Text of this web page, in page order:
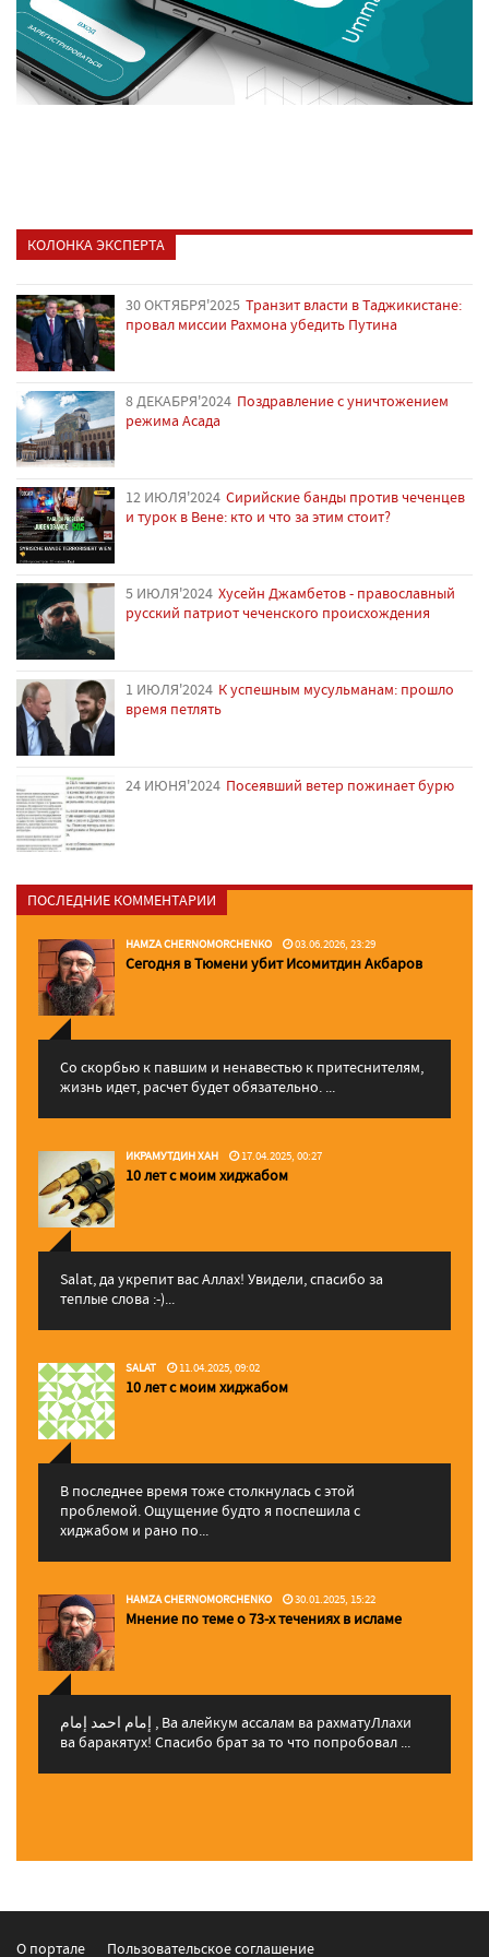
КОЛОНКА ЭКСПЕРТА
30 ОКТЯБРЯ'2025 Транзит власти в Таджикистане:
провал миссии Рахмона убедить Путина
8 ДЕКАБРЯ'2024 Поздравление с уничтожением
режима Асада
12 ИЮЛЯ'2024 Сирийские банды против чеченцев
и турок в Вене: кто и что за этим стоит?
5 ИЮЛЯ'2024 Хусейн Джамбетов - православный
русский патриот чеченского происхождения
1 ИЮЛЯ'2024 К успешным мусульманам: прошло
время петлять
24 ИЮНЯ'2024 Посеявший ветер пожинает бурю
ПОСЛЕДНИЕ КОММЕНТАРИИ
HAMZA CHERNOMORCHENKO 03.06.2026, 23:29
Сегодня в Тюмени убит Исомитдин Акбаров
Со скорбью к павшим и ненавестью к притеснителям,
жизнь идет, расчет будет обязательно. ...
ИКРАМУТДИН ХАН 17.04.2025, 00:27
10 лет с моим хиджабом
Salat, да укрепит вас Аллаx! Увидели, спасибо за
теплые слова :-)...
SALAT 11.04.2025, 09:02
10 лет с моим хиджабом
В последнее время тоже столкнулась с этой
проблемой. Ощущение будто я поспешила с
хиджабом и рано по...
HAMZA CHERNOMORCHENKO 30.01.2025, 15:22
Мнение по теме о 73-х течениях в исламе
إمام احمد إمام , Ва алейкум ассалам ва рахматуЛлахи
ва баракятух! Спасибо брат за то что попробовал ...
О портале Пользовательское соглашение